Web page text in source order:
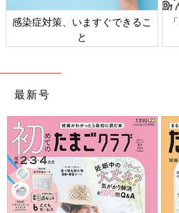
出産ガイドBOOK」（ベネッセコー
感染症対策、いますぐできるこ
と
最新号